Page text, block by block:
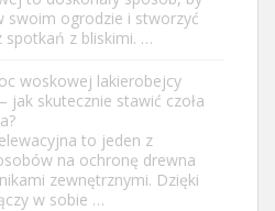
swoim ogrodzie i stworzyć
spotkań z bliskimi. …
woskowej lakierobejcy
jak skutecznie stawić czoła
to jeden z
na ochronę drewna
zewnętrznymi. Dzięki
w sobie …